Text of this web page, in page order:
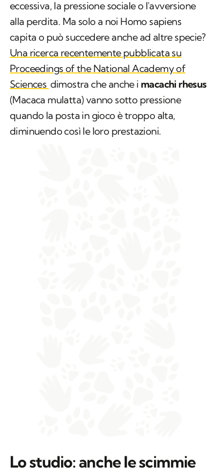
eccessiva, la pressione sociale o l'avversione
alla perdita. Ma solo a noi Homo sapiens
capita o può succedere anche ad altre specie?
Una ricerca recentemente pubblicata su
Proceedings of the National Academy of
Sciences dimostra che anche i macachi rhesus
(Macaca mulatta) vanno sotto pressione
quando la posta in gioco è troppo alta,
diminuendo così le loro prestazioni.
Lo studio: anche le scimmie